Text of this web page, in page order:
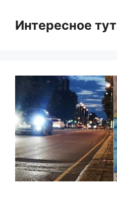
contentИнтересное тут